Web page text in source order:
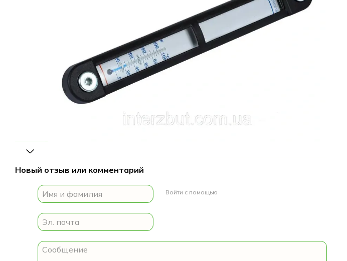
Доставка
Новый отзыв или комментарий
Войти с помощью